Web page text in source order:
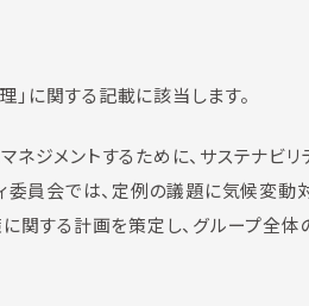
」に関する記載に該当します。
ジメントするために、サステナビ
委員会では、定例の議題に気候変
関する計画を策定し、グループ全